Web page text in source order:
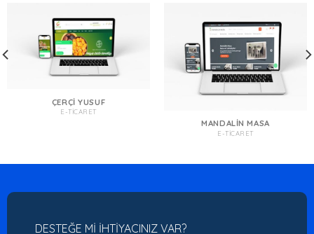
ÇERÇI YUSUF
E-TICARET
MANDALIN MASA
E-TICARET
DESTEĞE Mİ İHTİYACINIZ VAR?